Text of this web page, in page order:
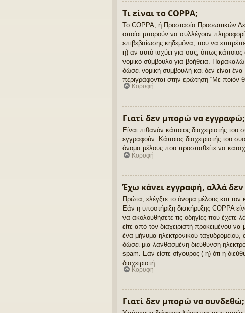
Τι είναι το COPPA;
Το COPPA, ή Προστασία Προσωπικών
οποίοι μπορούν να συλλέγουν
επιβεβαίωσης κηδεμόνα, που να
η) αν αυτό ισχύει για σας, όπως
νομικό σύμβουλο για βοήθεια.
δώσει νομική συμβουλή και δεν είναι
περιγράφονται στην ερώτηση “Με
Κορυφή
Γιατί δεν μπορώ να εγγραφώ;
Είναι πιθανόν κάποιος διαχειριστής
εγγραφούν. Κάποιος διαχειριστής του
όνομα μέλους που προσπαθείτε να
Κορυφή
Έχω κάνει εγγραφή, αλλά
Πρώτα, ελέγξτε το όνομα μέλους και
Εάν η υποστήριξη διακήρυξης COPPA
να ακολουθήσετε τις οδηγίες που έχετε
είτε από τον διαχειριστή προκειμένου
ένα μήνυμα ηλεκτρονικού
δώσει μια λανθασμένη διεύθυνση
spam. Εάν είστε σίγουρος (-η) ότι η
διαχειριστή.
Κορυφή
Γιατί δεν μπορώ να συνδεθώ;